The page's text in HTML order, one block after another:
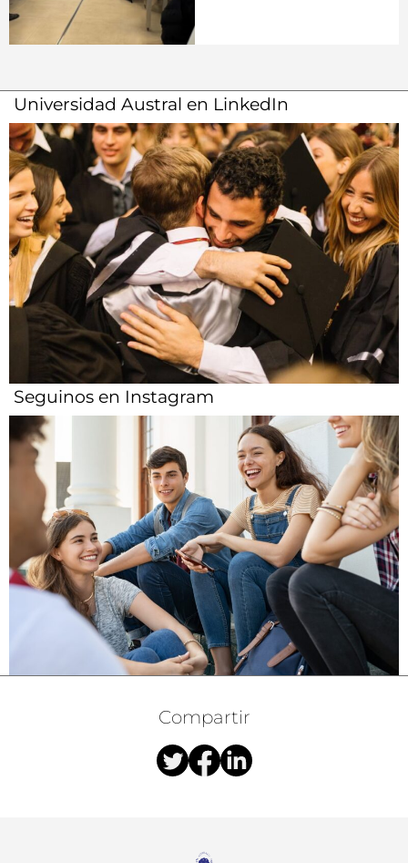
Universidad Austral en LinkedIn
Seguinos en Instagram
Compartir